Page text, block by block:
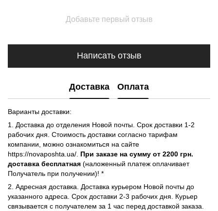
Добавьте первый отзыв
Написать отзыв
Доставка Оплата
Варианты доставки:
1. Доставка до отделения Новой почты. Срок доставки 1-2
рабочих дня. Стоимость доставки согласно тарифам
компании, можно ознакомиться на сайте
https://novaposhta.ua/. При заказе на сумму от 2200 грн.
доставка бесплатная (наложенный платеж оплачивает
Получатель при получении)! *
2. Адресная доставка. Доставка курьером Новой почты до
указанного адреса. Срок доставки 2-3 рабочих дня. Курьер
связывается с получателем за 1 час перед доставкой заказа.